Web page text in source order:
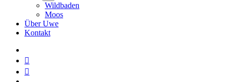
Wildbaden
Moos
Über Uwe
Kontakt